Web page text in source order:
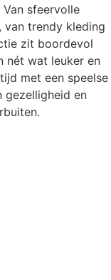
sfeervolle
van trendy kleding
zit boordevol
nét wat leuker en
met een speelse
gezelligheid en